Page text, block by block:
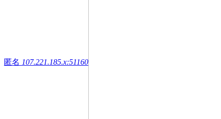
匿名 107.221.185.x:51160